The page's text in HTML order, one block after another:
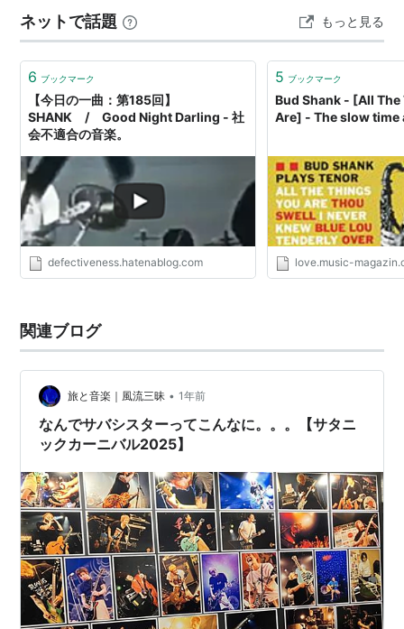
ます。 コロナの影響により、一時高崎市内の施設で開催
され…
ネットで話題 もっと見る
6 ブックマーク
【今日の一曲：第185回】
SHANK / Good Night Darling - 社
会不適合の音楽。
defectiveness.hatenablog.com
5 ブックマーク
Bud Shank - [All
Are] - The slow time
love.music-
関連ブログ
旅と音楽｜風流三昧 • 1年前
なんでサバシスターってこんなに。。。【サタニ
ックカーニバル2025】